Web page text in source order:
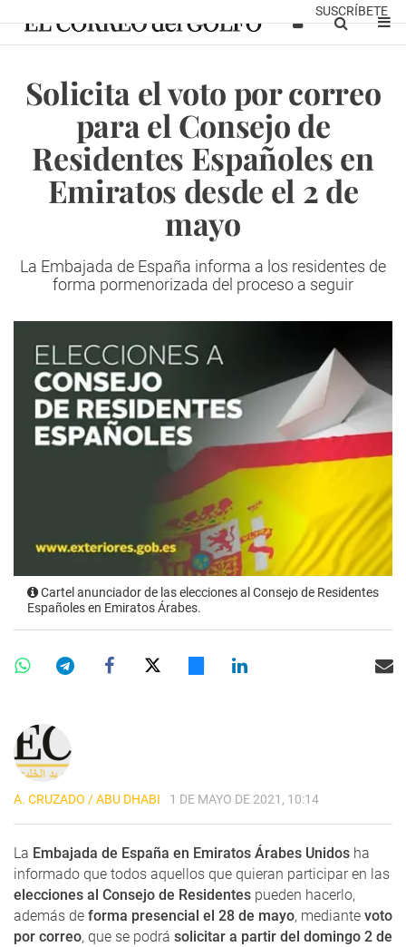
SUSCRÍBETE
Solicita el voto por correo
para el Consejo de
Residentes Españoles en
Emiratos desde el 2 de
mayo
La Embajada de España informa a los residentes de
forma pormenorizada del proceso a seguir
Cartel anunciador de las elecciones al Consejo de Residentes
Españoles en Emiratos Árabes.
A. CRUZADO / ABU DHABI 1 DE MAYO DE 2021, 10:14
La Embajada de España en Emiratos Árabes Unidos ha
informado que todos aquellos que quieran participar en las
elecciones al Consejo de Residentes pueden hacerlo,
además de forma presencial el 28 de mayo, mediante voto
por correo, que se podrá solicitar a partir del domingo 2 de